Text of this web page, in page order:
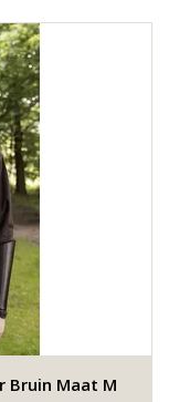
Bruin Maat M